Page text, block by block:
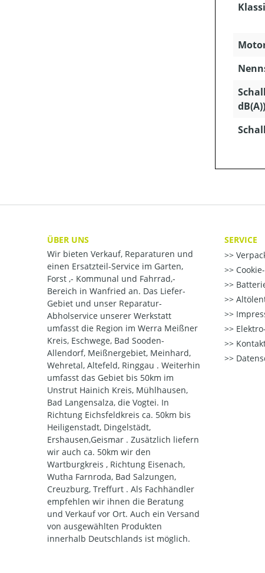
ÜBER UNS
Wir bieten Verkauf, Reparaturen und
einen Ersatzteil-Service im Garten,
Forst ,- Kommunal und Fahrrad,-
Bereich in Wanfried an. Das Liefer-
Gebiet und unser Reparatur-
Abholservice unserer Werkstatt
umfasst die Region im Werra Meißner
Kreis, Eschwege, Bad Sooden-
Allendorf, Meißnergebiet, Meinhard,
Wehretal, Altefeld, Ringgau . Weiterhin
umfasst das Gebiet bis 50km im
Unstrut Hainich Kreis, Mühlhausen,
Bad Langensalza, die Vogtei. In
Richtung Eichsfeldkreis ca. 50km bis
Heiligenstadt, Dingelstädt,
Ershausen,Geismar . Zusätzlich liefern
wir auch ca. 50km wir den
Wartburgkreis , Richtung Eisenach,
Wutha Farnroda, Bad Salzungen,
Creuzburg, Treffurt . Als Fachhändler
empfehlen wir ihnen die Beratung
und Verkauf vor Ort. Auch ein Versand
von ausgewählten Produkten
innerhalb Deutschlands ist möglich.
SERVICE